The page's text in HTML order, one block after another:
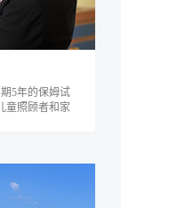
5年的保姆试
童照顾者和家